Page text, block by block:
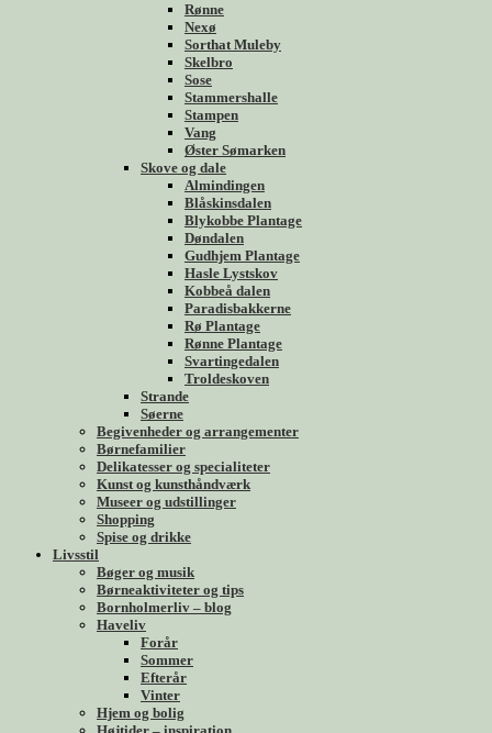
Rønne
Nexø
Sorthat Muleby
Skelbro
Sose
Stammershalle
Stampen
Vang
Øster Sømarken
Skove og dale
Almindingen
Blåskinsdalen
Blykobbe Plantage
Døndalen
Gudhjem Plantage
Hasle Lystskov
Kobbeå dalen
Paradisbakkerne
Rø Plantage
Rønne Plantage
Svartingedalen
Troldeskoven
Strande
Søerne
Begivenheder og arrangementer
Børnefamilier
Delikatesser og specialiteter
Kunst og kunsthåndværk
Museer og udstillinger
Shopping
Spise og drikke
Livsstil
Bøger og musik
Børneaktiviteter og tips
Bornholmerliv – blog
Haveliv
Forår
Sommer
Efterår
Vinter
Hjem og bolig